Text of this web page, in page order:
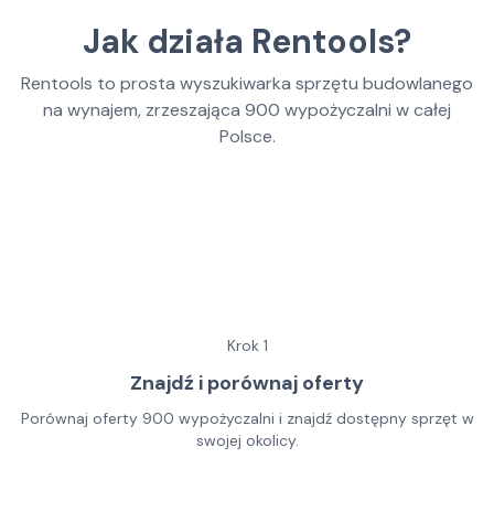
Jak działa Rentools?
Rentools to prosta wyszukiwarka sprzętu budowlanego
na wynajem, zrzeszająca 900 wypożyczalni w całej
Polsce.
Krok 1
Znajdź i porównaj oferty
Porównaj oferty 900 wypożyczalni i znajdź dostępny sprzęt w
swojej okolicy.